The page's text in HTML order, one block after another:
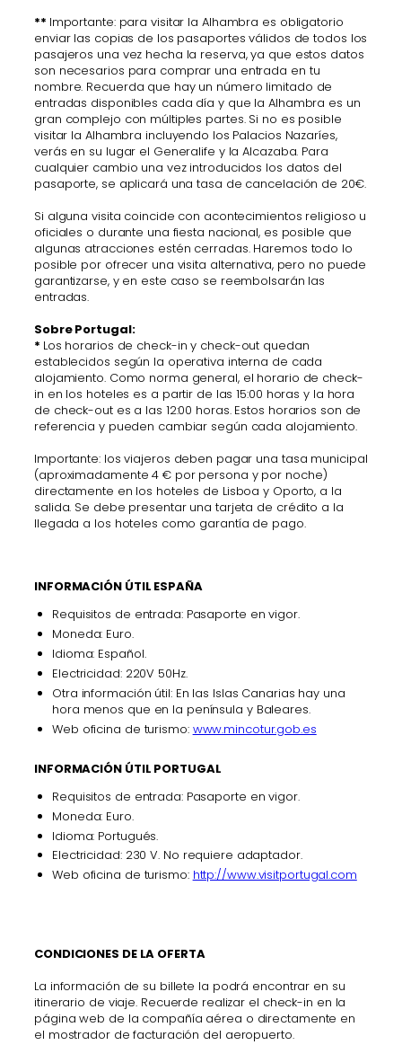
** Importante: para visitar la Alhambra es obligatorio
enviar las copias de los pasaportes válidos de todos los
pasajeros una vez hecha la reserva, ya que estos datos
son necesarios para comprar una entrada en tu
nombre. Recuerda que hay un número limitado de
entradas disponibles cada día y que la Alhambra es un
gran complejo con múltiples partes. Si no es posible
visitar la Alhambra incluyendo los Palacios Nazaríes,
verás en su lugar el Generalife y la Alcazaba. Para
cualquier cambio una vez introducidos los datos del
pasaporte, se aplicará una tasa de cancelación de 20€.
Si alguna visita coincide con acontecimientos religioso u
oficiales o durante una fiesta nacional, es posible que
algunas atracciones estén cerradas. Haremos todo lo
posible por ofrecer una visita alternativa, pero no puede
garantizarse, y en este caso se reembolsarán las
entradas.
Sobre Portugal:
* Los horarios de check-in y check-out quedan
establecidos según la operativa interna de cada
alojamiento. Como norma general, el horario de check-
in en los hoteles es a partir de las 15:00 horas y la hora
de check-out es a las 12:00 horas. Estos horarios son de
referencia y pueden cambiar según cada alojamiento.
Importante: los viajeros deben pagar una tasa municipal
(aproximadamente 4 € por persona y por noche)
directamente en los hoteles de Lisboa y Oporto, a la
salida. Se debe presentar una tarjeta de crédito a la
llegada a los hoteles como garantía de pago.
INFORMACIÓN ÚTIL ESPAÑA
Requisitos de entrada: Pasaporte en vigor.
Moneda: Euro.
Idioma: Español.
Electricidad: 220V 50Hz.
Otra información útil: En las Islas Canarias hay una
hora menos que en la península y Baleares.
Web oficina de turismo: www.mincotur.gob.es
INFORMACIÓN ÚTIL PORTUGAL
Requisitos de entrada: Pasaporte en vigor.
Moneda: Euro.
Idioma: Portugués.
Electricidad: 230 V. No requiere adaptador.
Web oficina de turismo: http://www.visitportugal.com
CONDICIONES DE LA OFERTA
La información de su billete la podrá encontrar en su
itinerario de viaje. Recuerde realizar el check-in en la
página web de la compañía aérea o directamente en
el mostrador de facturación del aeropuerto.